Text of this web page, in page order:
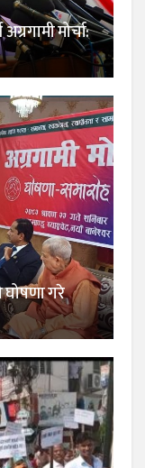
मोर्चा:
गरे